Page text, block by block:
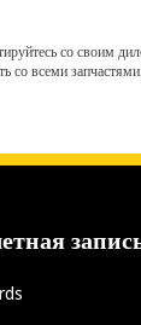
со своим
со всеми запчастями.